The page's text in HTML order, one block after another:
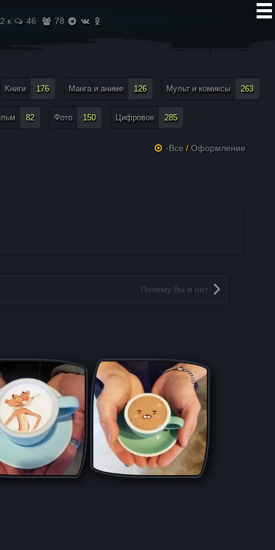
2 к 46 78
Книги 176 Манга и аниме 126 Мульт и комиксы 263
82 Фото 150 Цифровое 285
-Все / Оформление
Почему бы и нет